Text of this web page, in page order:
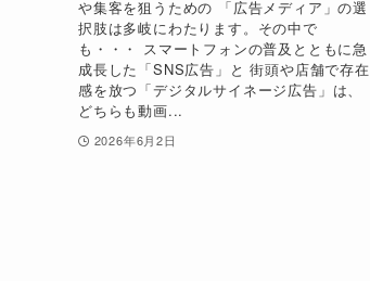
や集客を狙うための 「広告メディア」の選
択肢は多岐にわたります。その中で
も・・・ スマートフォンの普及とともに急
成長した「SNS広告」と 街頭や店舗で存在
感を放つ「デジタルサイネージ広告」は、
どちらも動画...
2026年6月2日